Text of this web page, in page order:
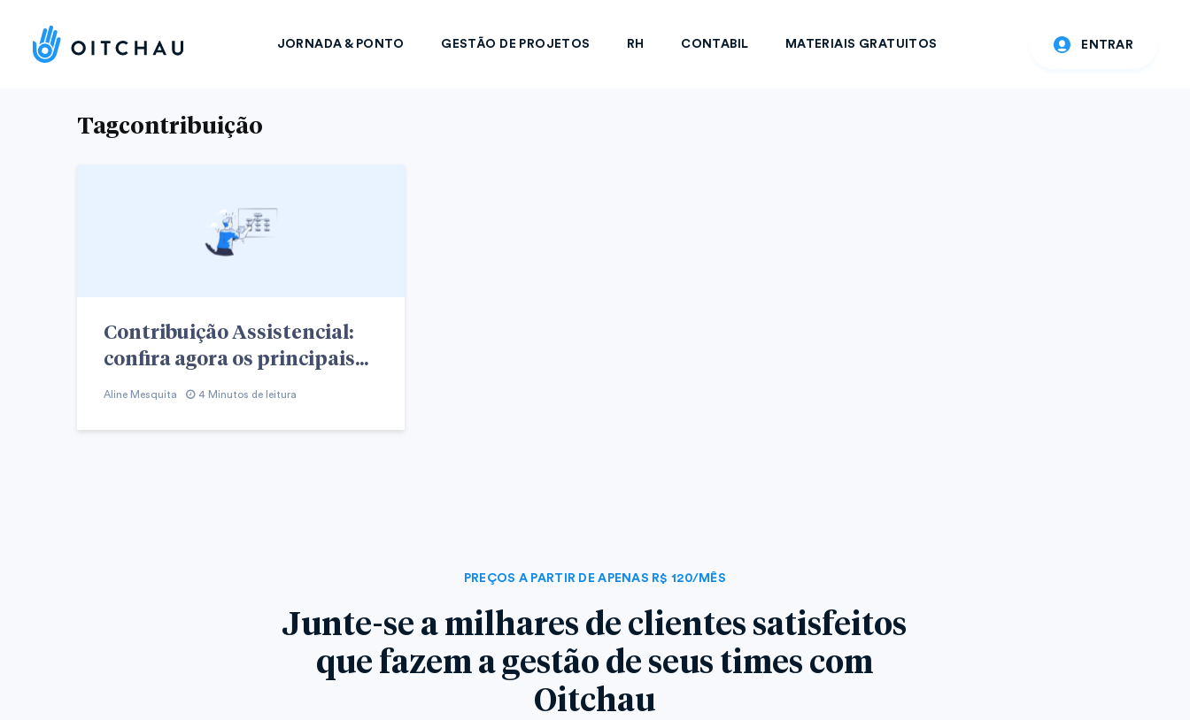
JORNADA & PONTO GESTÃO DE PROJETOS RH CONTABIL MATERIAIS GRATUITOS ENTRAR
Tagcontribuição
Contribuição Assistencial:
confira agora os principais...
Aline Mesquita 4 Minutos de leitura
PREÇOS A PARTIR DE APENAS R$ 120/MÊS
Junte-se a milhares de clientes satisfeitos
que fazem a gestão de seus times com
Oitchau